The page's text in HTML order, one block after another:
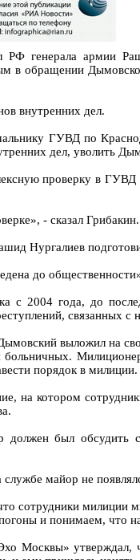
генерала армии
в обращении
внутренних дел.
ГУВД по
дел, уволить
проверку в
- сказал Грибакин.
Нургалиев
до
с 2004 года, до
связанных с
выложил на
порядок в милиции.
на котором
был обсудить
майор не
сотрудники милиции
и понимаем, что
Москвы» утверждал,